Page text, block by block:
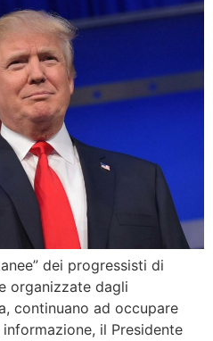
dei progressisti di
organizzate dagli
continuano ad occupare
il Presidente